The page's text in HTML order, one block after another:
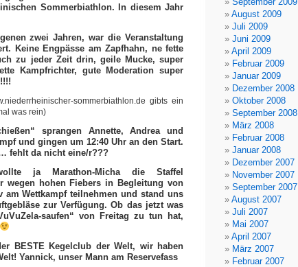
Sommerbiathlon. In diesem Jahr
zwei Jahren, war die Veranstaltung
Keine Engpässe am Zapfhahn, ne fette
zu jeder Zeit drin, geile Mucke, super
Kampfrichter, gute Moderation super
sommerbiathlon.de gibts ein
was rein)
sprangen Annette, Andrea und
und gingen um 12:40 Uhr an den Start.
fehlt da nicht eine/r???
ja Marathon-Micha die Staffel
wegen hohen Fiebers in Begleitung von
am Wettkampf teilnehmen und stand uns
zur Verfügung. Ob das jetzt was
saufen“ von Freitag zu tun hat,
BESTE Kegelclub der Welt, wir haben
Yannick, unser Mann am Reservefass
August 2009
Juli 2009
Juni 2009
April 2009
Februar 2009
Januar 2009
Dezember 2008
Oktober 2008
September 2008
März 2008
Februar 2008
Januar 2008
Dezember 2007
November 2007
September 2007
August 2007
Juli 2007
Mai 2007
April 2007
März 2007
Februar 2007